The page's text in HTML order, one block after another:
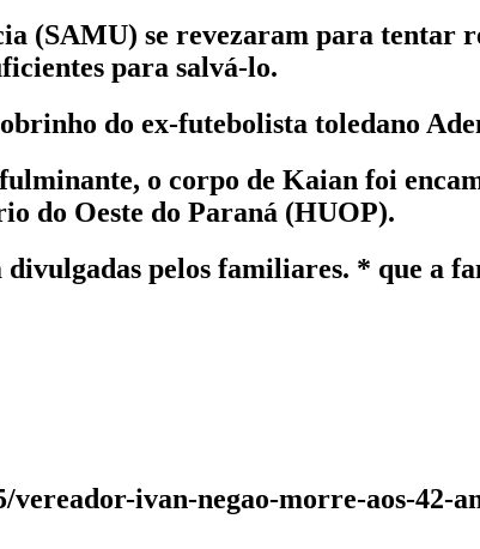
(SAMU) se revezaram para tentar
para salvá-lo.
do ex-futebolista toledano
o corpo de Kaian foi
do Oeste do Paraná (HUOP).
pelos familiares. * que a
ivan-negao-morre-aos-42-